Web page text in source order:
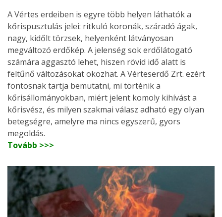
A Vértes erdeiben is egyre több helyen láthatók a
kőrispusztulás jelei: ritkuló koronák, száradó ágak,
nagy, kidőlt törzsek, helyenként látványosan
megváltozó erdőkép. A jelenség sok erdőlátogató
számára aggasztó lehet, hiszen rövid idő alatt is
feltűnő változásokat okozhat. A Vérteserdő Zrt. ezért
fontosnak tartja bemutatni, mi történik a
kőrisállományokban, miért jelent komoly kihívást a
kőrisvész, és milyen szakmai válasz adható egy olyan
betegségre, amelyre ma nincs egyszerű, gyors
megoldás.
Tovább >>>